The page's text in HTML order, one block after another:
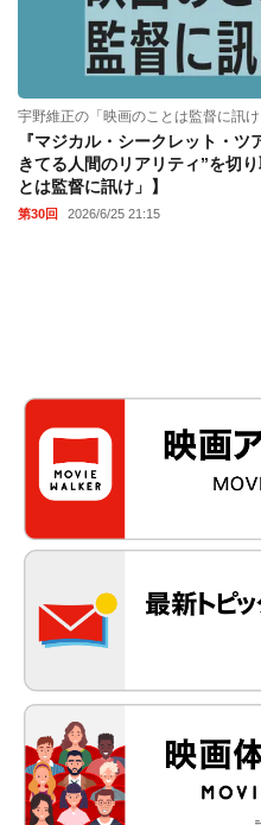
宇野維正の「映画のことは監督に訊け
『マジカル・シークレット・
きてる人間のリアリティ”を切
とは監督に訊け」】
第30回 2026/6/25 21:15